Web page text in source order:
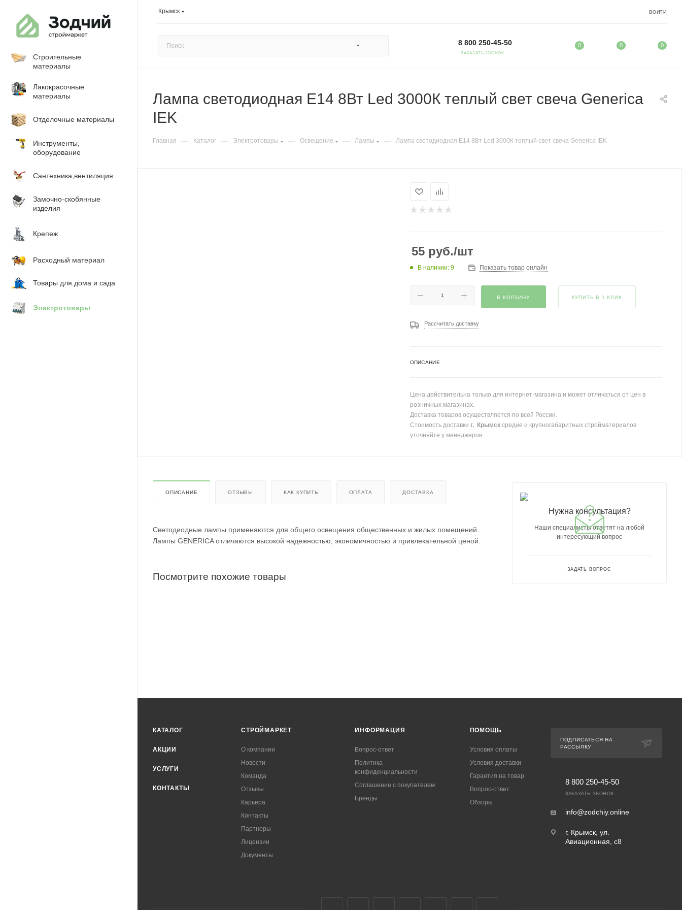
Крымск ВОЙТИ
8 800 250-45-50
ЗАКАЗАТЬ ЗВОНОК
0 0 0
Строительные
материалы
Лакокрасочные
материалы
Отделочные материалы
Инструменты,
оборудование
Сантехника,вентиляция
Замочно-скобянные
изделия
Крепеж
Расходный материал
Товары для дома и сада
Электротовары
Лампа светодиодная Е14 8Вт Led 3000К теплый свет свеча Generica
IEK
Главная — Каталог — Электротовары — Освещение — Лампы — Лампа светодиодная Е14 8Вт Led 3000К теплый свет свеча Generica IEK
55руб./шт
В наличии: 9 Показать товар онлайн
В КОРЗИНУ КУПИТЬ В 1 КЛИК
Рассчитать доставку
ОПИСАНИЕ
Цена действительна только для интернет-магазина и может отличаться от цен в
розничных магазинах.
Доставка товаров осуществляется по всей России.
Стоимость доставки г. Крымсксредне и крупногабаритных стройматериалов
уточняйте у менеджеров.
ОПИСАНИЕ ОТЗЫВЫ КАК КУПИТЬ ОПЛАТА ДОСТАВКА
Светодиодные лампы применяются для общего освещения общественных и жилых помещений.
Лампы GENERICA отличаются высокой надежностью, экономичностью и привлекательной ценой.
Посмотрите похожие товары
Нужна консультация?
Наши специалисты ответят на любой
интересующий вопрос
ЗАДАТЬ ВОПРОС
КАТАЛОГ
АКЦИИ
УСЛУГИ
КОНТАКТЫ
СТРОЙМАРКЕТ
О компании
Новости
Команда
Отзывы
Карьера
Контакты
Партнеры
Лицензии
Документы
ИНФОРМАЦИЯ
Вопрос-ответ
Политика
конфиденциальности
Соглашение с покупателем
Бренды
ПОМОЩЬ
Условия оплаты
Условия доставки
Гарантия на товар
Вопрос-ответ
Обзоры
ПОДПИСАТЬСЯ НА
РАССЫЛКУ
8 800 250-45-50
ЗАКАЗАТЬ ЗВОНОК
info@zodchiy.online
г. Крымск, ул.
Авиационная, с8